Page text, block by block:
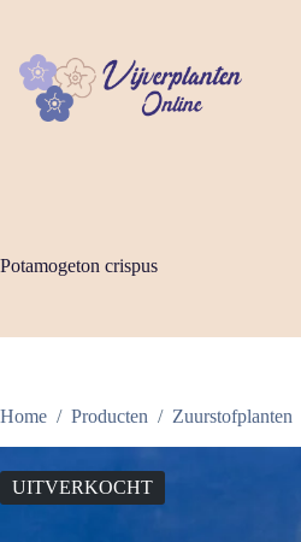
inhoud
Potamogeton crispus
Home / Producten / Zuurstofplanten
UITVERKOCHT